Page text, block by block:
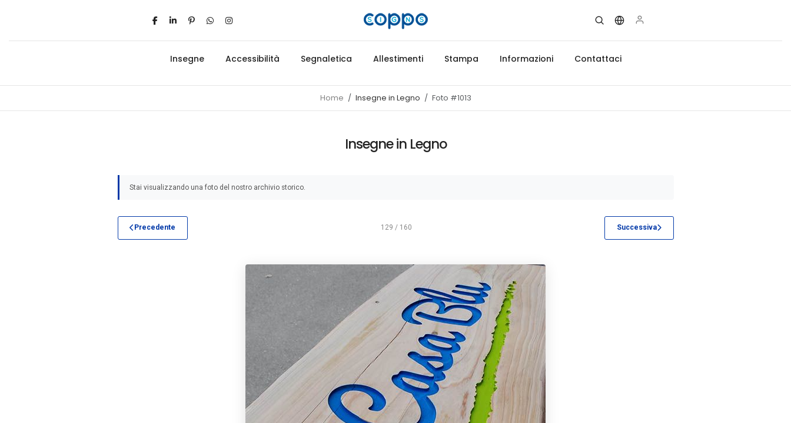
Insegne Accessibilità Segnaletica Allestimenti Stampa Informazioni Contattaci
Home Insegne in Legno Foto #1013
Insegne in Legno
Stai visualizzando una foto del nostro archivio storico.
Precedente 129 / 160 Successiva